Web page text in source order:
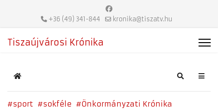
+36 (49) 341-844 kronika@tiszatv.hu
Tiszaújvárosi Krónika
Home Search
sport sokféle
Önkormányzati Krónika